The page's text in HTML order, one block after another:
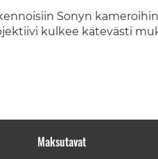
Sonyn
kulkee kätevästi
Maksutavat